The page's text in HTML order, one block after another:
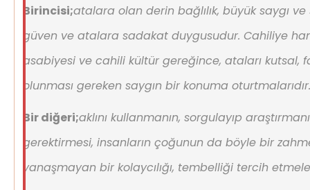
Birincisi;atalara olan derin bağlılık, büyük saygı
güven ve atalara sadakat duygusudur. Cahiliye
asabiyesi ve cahili kültür gereğince, ataları kutsal,
olunması gereken saygın bir konuma oturtmalarıdır.
Bir diğeri;aklını kullanmanın, sorgulayıp
gerektirmesi, insanların çoğunun da böyle bir
yanaşmayan bir kolaycılığı, tembelliği tercih